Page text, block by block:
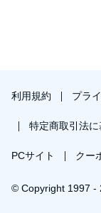
利用規約 プラ
特定商取引法
PCサイト クー
© Copyright 1997 -